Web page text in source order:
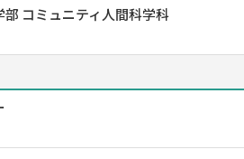
コミュニティ人間科学科